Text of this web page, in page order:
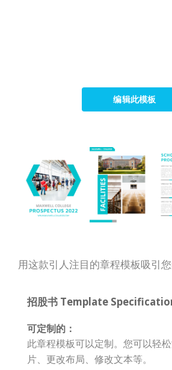
编辑此模板
用这款引人注目的章程模板吸引您
招股书 Template
可定制的：
此章程模板可以定制。您可以轻
片、更改布局、修改文本等。